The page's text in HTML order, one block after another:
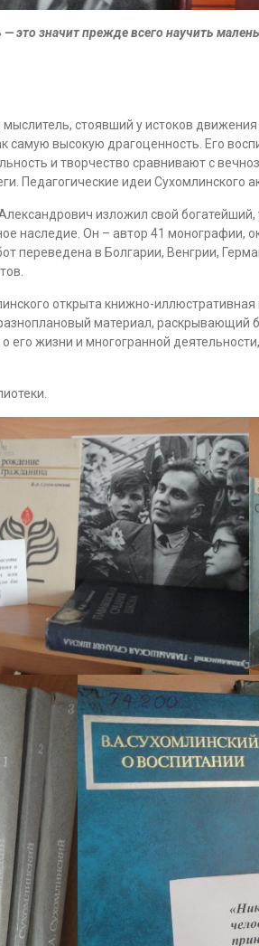
значит прежде всего научить
стоявший у истоков
самую высокую драгоценность. Его
и творчество сравнивают с
Педагогические идеи Сухомлинского
изложил свой
наследие. Он – автор 41 монографии,
переведена в Болгарии, Венгрии,
открыта книжно-
материал, раскрывающий
жизни и многогранной